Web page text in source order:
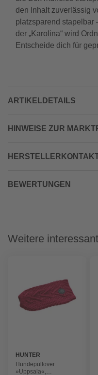
den Inhalt zuverlässig
platzsparend stapelbar
der „Karolina“ wird
Entscheide dich für
ARTIKELDETAILS
HINWEISE ZUR
BEWERTUNGEN
Weitere
HUNTER
Hundepullover
»Uppsala«,